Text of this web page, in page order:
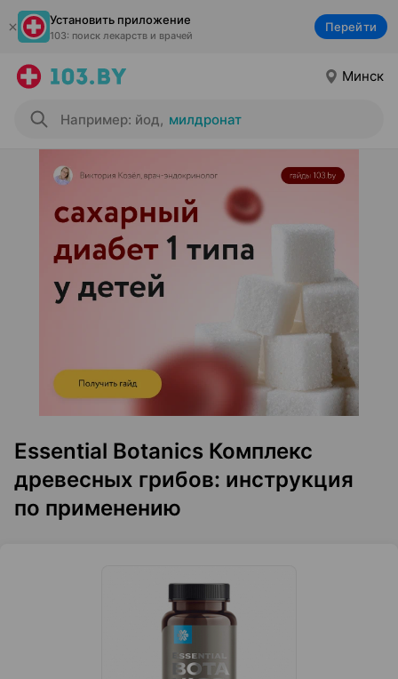
Установить приложение
103: поиск лекарств и врачей
Перейти
Минск
Например: йод, милдронат
Essential Botanics Комплекс
древесных грибов: инструкция
по применению